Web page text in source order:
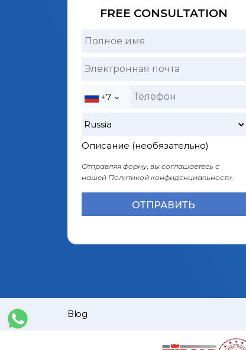
FREE CONSULTATION
+7
Описание (необязательно)
Отправляя форму, вы соглашаетесь с
нашей Политикой конфиденциальности.
Blog